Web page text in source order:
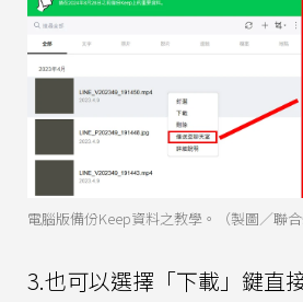
電腦版備份Keep資料之教學。（製圖／聯合
3.也可以選擇「下載」鍵直